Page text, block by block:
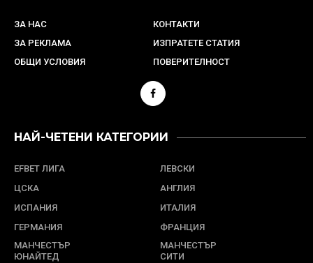
ЗА НАС
КОНТАКТИ
ЗА РЕКЛАМА
ИЗПРАТЕТЕ СТАТИЯ
ОБЩИ УСЛОВИЯ
ПОВЕРИТЕЛНОСТ
НАЙ-ЧЕТЕНИ КАТЕГОРИИ
EFBET ЛИГА
ЛЕВСКИ
ЦСКА
АНГЛИЯ
ИСПАНИЯ
ИТАЛИЯ
ГЕРМАНИЯ
ФРАНЦИЯ
МАНЧЕСТЪР
ЮНАЙТЕД
МАНЧЕСТЪР
СИТИ